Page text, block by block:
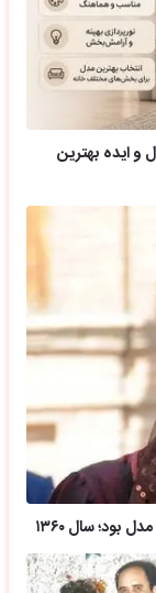
و ایده بهترین
بود؛ سال ۱۳۶۰